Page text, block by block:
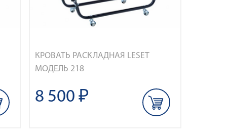
КРОВАТЬ РАСКЛАДНАЯ LESET
МОДЕЛЬ 218
8 500 ₽